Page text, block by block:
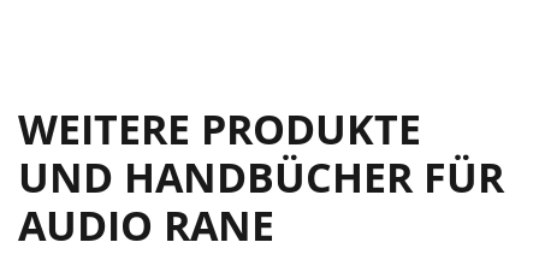
WEITERE PRODUKTE
UND HANDBÜCHER FÜR
AUDIO RANE